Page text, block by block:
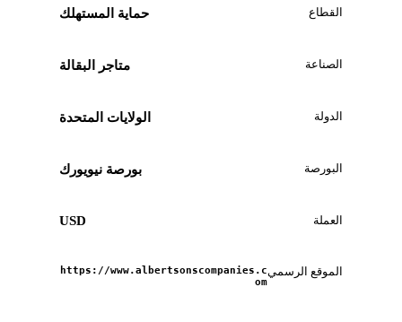
القطاع حماية المستهلك
الصناعة متاجر البقالة
الدولة الولايات المتحدة
البورصة بورصة نيويورك
العملة USD
الموقع الرسمي https://www.albertsonscompanies.c
om